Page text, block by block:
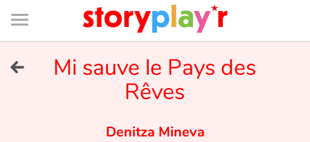
Connexion
Bibliothèque
de
page
Tester gratuitement
Mi sauve le Pays des
Rêves
Denitza Mineva